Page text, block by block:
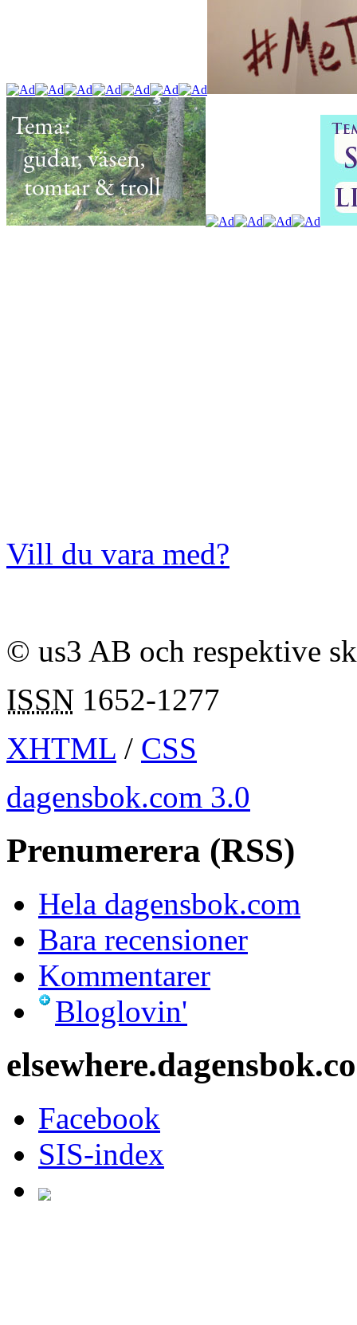
Vill du vara med?
© us3 AB och respektive
ISSN 1652-1277
XHTML / CSS
dagensbok.com 3.0
Prenumerera (RSS)
Hela dagensbok.com
Bara recensioner
Kommentarer
Bloglovin'
Facebook
SIS-index